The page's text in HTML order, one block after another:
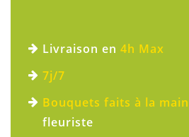
Livraison en 4h Max
7j/7
Bouquets faits à la main
fleuriste